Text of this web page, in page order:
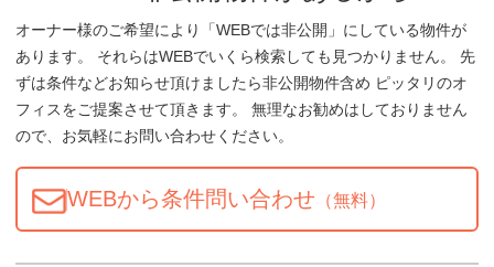
オーナー様のご希望により「WEBでは非公開」にしている物件が
あります。 それらはWEBでいくら検索しても見つかりません。 先
ずは条件などお知らせ頂けましたら非公開物件含め ピッタリのオ
フィスをご提案させて頂きます。 無理なお勧めはしておりません
ので、お気軽にお問い合わせください。
WEBから条件問い合わせ （無料）